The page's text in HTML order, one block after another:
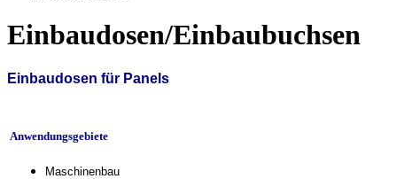
Einbaudosen/Einbaubuchsen
Einbaudosen für Panels
Anwendungsgebiete
Maschinenbau